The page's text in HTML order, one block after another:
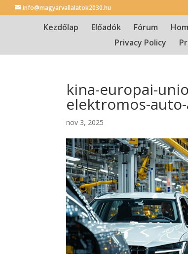
info@magyarvallalatok2030.hu
Kezdőlap Előadók Fórum
Privacy Policy
kina-europai-
elektromos-
nov 3, 2025